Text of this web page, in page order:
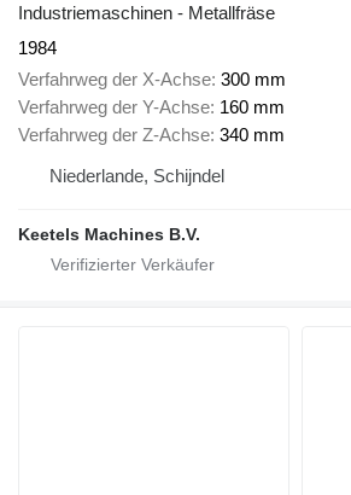
Industriemaschinen - Metallfräse
1984
Verfahrweg der X-Achse 300 mm
Verfahrweg der Y-Achse 160 mm
Verfahrweg der Z-Achse 340 mm
Niederlande, Schijndel
Keetels Machines B.V.